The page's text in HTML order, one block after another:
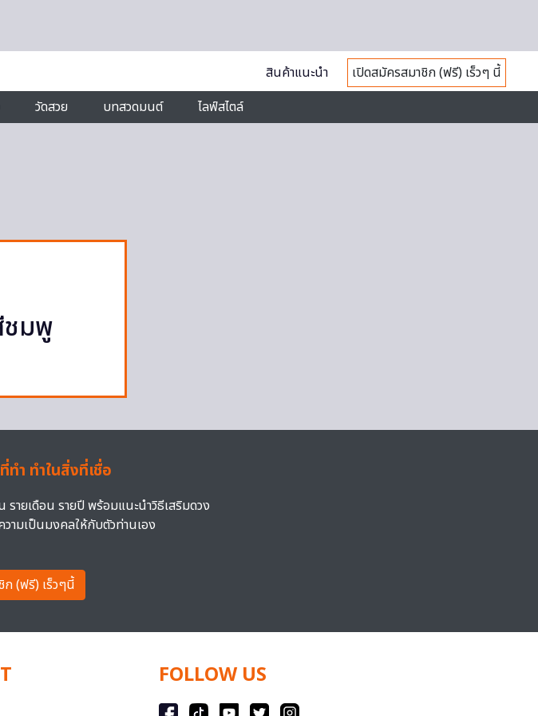
สินค้าแนะนำ
เปิดสมัครสมาชิก (ฟรี) เร็วๆ นี้
วัดสวย บทสวดมนต์ ไลฟ์สไตล์
ชมพู
ทำ ทำในสิ่งที่เชื่อ
รายเดือน รายปี พร้อมแนะนำวิธีเสริมดวง
ามเป็นมงคลให้กับตัวท่านเอง
(ฟรี) เร็วๆนี้
FOLLOW US